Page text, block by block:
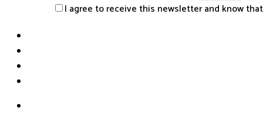
I agree to receive this newsletter and know